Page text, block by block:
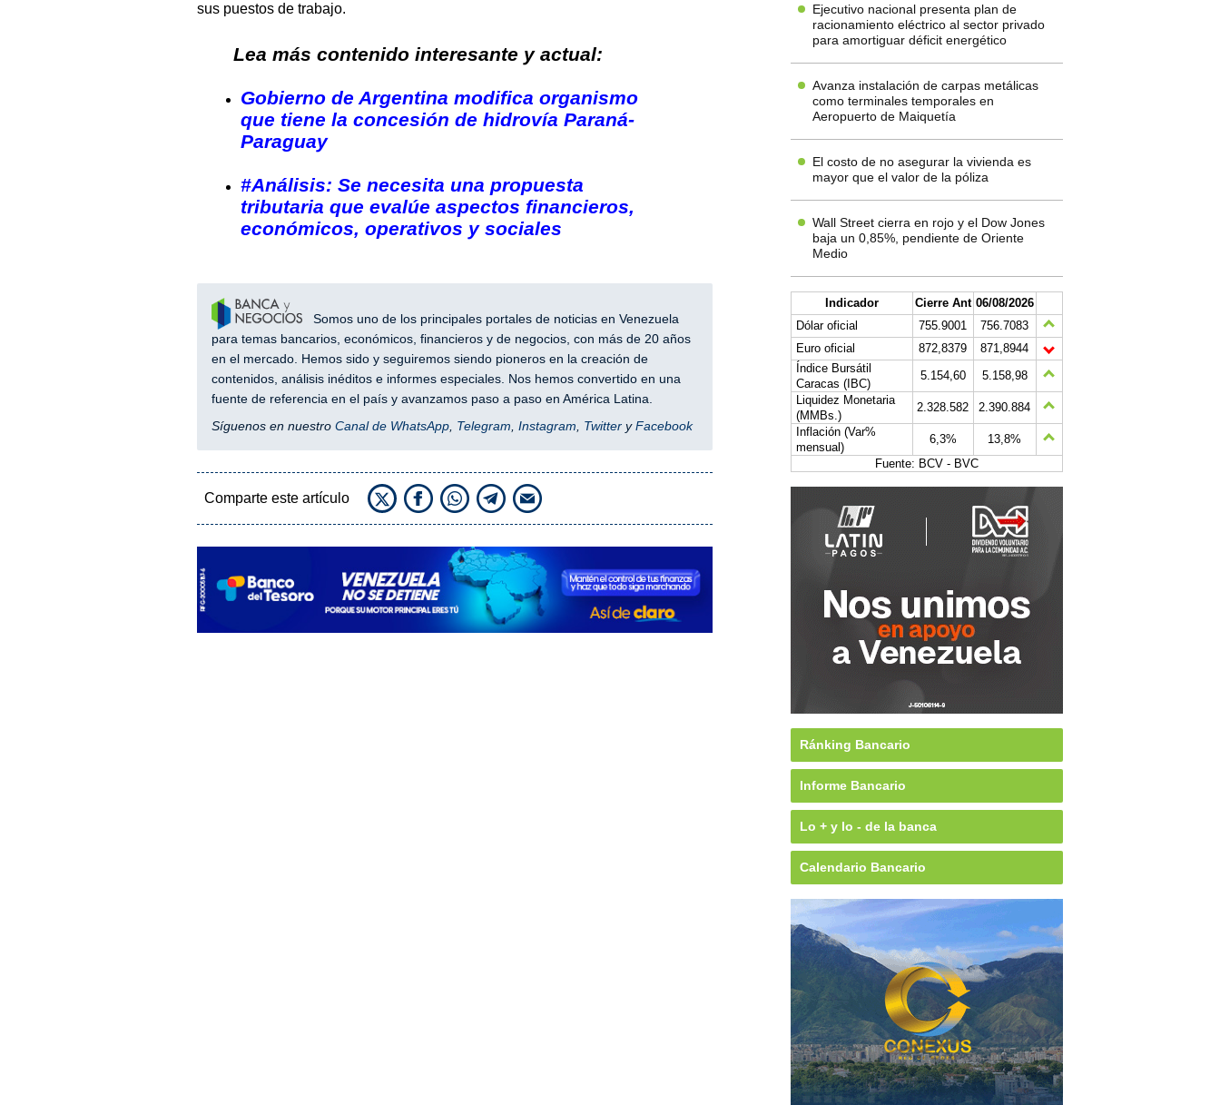
sus puestos de trabajo.
Lea más contenido interesante y actual:
Gobierno de Argentina modifica organismo
que tiene la concesión de hidrovía Paraná-
Paraguay
#Análisis: Se necesita una propuesta
tributaria que evalúe aspectos financieros,
económicos, operativos y sociales
Somos uno de los principales portales de noticias en Venezuela
para temas bancarios, económicos, financieros y de negocios, con más de 20 años
en el mercado. Hemos sido y seguiremos siendo pioneros en la creación de
contenidos, análisis inéditos e informes especiales. Nos hemos convertido en una
fuente de referencia en el país y avanzamos paso a paso en América Latina.
Síguenos en nuestro Canal de WhatsApp, Telegram, Instagram, TwitteryFacebook
Comparte este artículo
Ejecutivo nacional presenta plan de
racionamiento eléctrico al sector privado
para amortiguar déficit energético
Avanza instalación de carpas metálicas
como terminales temporales en
Aeropuerto de Maiquetía
El costo de no asegurar la vivienda es
mayor que el valor de la póliza
Wall Street cierra en rojo y el Dow Jones
baja un 0,85%, pendiente de Oriente
Medio
Indicador Cierre Ant 06/08/2026
Dólar oficial
755.9001
756.7083
Euro oficial
872,8379
871,8944
Índice Bursátil
Caracas (IBC)
5.154,60
5.158,98
Liquidez Monetaria
(MMBs.)
2.328.582
2.390.884
Inflación (Var%
mensual)
6,3%
13,8%
Fuente: BCV - BVC
Ránking Bancario
Informe Bancario
Lo + y lo - de la banca
Calendario Bancario